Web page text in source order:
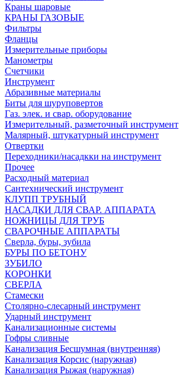
Краны шаровые
КРАНЫ ГАЗОВЫЕ
Фильтры
Фланцы
Измерительные приборы
Манометры
Счетчики
Инструмент
Абразивные материалы
Биты для шуруповертов
Газ. элек. и свар. оборудование
Измерительный, разметочный инструмент
Малярный, штукатурный инструмент
Отвертки
Переходники/насадкки на инструмент
Прочее
Расходный материал
Сантехнический инструмент
КЛУПП ТРУБНЫЙ
НАСАДКИ ДЛЯ СВАР. АППАРАТА
НОЖНИЦЫ ДЛЯ ТРУБ
СВАРОЧНЫЕ АППАРАТЫ
Сверла, буры, зубила
БУРЫ ПО БЕТОНУ
ЗУБИЛО
КОРОНКИ
СВЕРЛА
Стамески
Столярно-слесарный инструмент
Ударный инструмент
Канализационные системы
Гофры сливные
Канализация Бесшумная (внутренняя)
Канализация Корсис (наружная)
Канализация Рыжая (наружная)